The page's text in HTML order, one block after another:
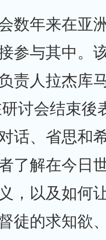
数年来在亚
参与其中。
责人拉杰库
讨会结束後
话、省思和
了解在今日
，以及如何
徒的求知欲